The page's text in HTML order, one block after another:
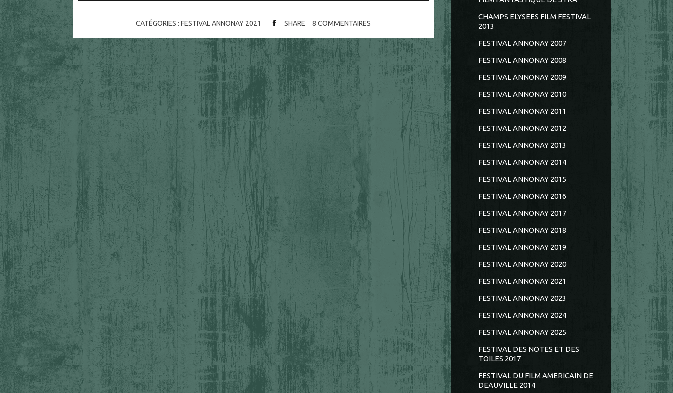
CATÉGORIES : FESTIVAL ANNONAY 2021 SHARE 8 COMMENTAIRES
CHAMPS ELYSEES FILM FESTIVAL
2013
FESTIVAL ANNONAY 2007
FESTIVAL ANNONAY 2008
FESTIVAL ANNONAY 2009
FESTIVAL ANNONAY 2010
FESTIVAL ANNONAY 2011
FESTIVAL ANNONAY 2012
FESTIVAL ANNONAY 2013
FESTIVAL ANNONAY 2014
FESTIVAL ANNONAY 2015
FESTIVAL ANNONAY 2016
FESTIVAL ANNONAY 2017
FESTIVAL ANNONAY 2018
FESTIVAL ANNONAY 2019
FESTIVAL ANNONAY 2020
FESTIVAL ANNONAY 2021
FESTIVAL ANNONAY 2023
FESTIVAL ANNONAY 2024
FESTIVAL ANNONAY 2025
FESTIVAL DES NOTES ET DES
TOILES 2017
FESTIVAL DU FILM AMERICAIN DE
DEAUVILLE 2014